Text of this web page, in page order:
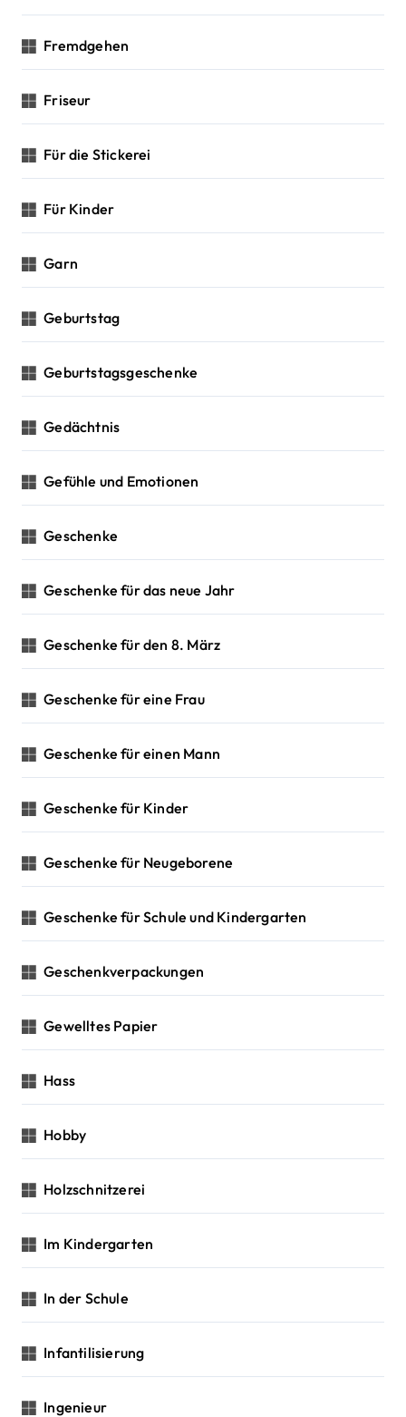
Fremdgehen
Friseur
Für die Stickerei
Für Kinder
Garn
Geburtstag
Geburtstagsgeschenke
Gedächtnis
Gefühle und Emotionen
Geschenke
Geschenke für das neue Jahr
Geschenke für den 8. März
Geschenke für eine Frau
Geschenke für einen Mann
Geschenke für Kinder
Geschenke für Neugeborene
Geschenke für Schule und Kindergarten
Geschenkverpackungen
Gewelltes Papier
Hass
Hobby
Holzschnitzerei
Im Kindergarten
In der Schule
Infantilisierung
Ingenieur